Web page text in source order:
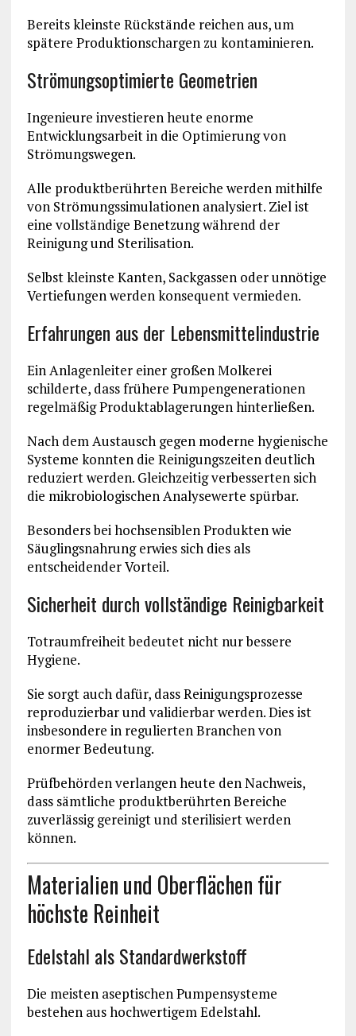
Bereits kleinste Rückstände reichen aus, um
spätere Produktionschargen zu kontaminieren.
Strömungsoptimierte Geometrien
Ingenieure investieren heute enorme
Entwicklungsarbeit in die Optimierung von
Strömungswegen.
Alle produktberührten Bereiche werden mithilfe
von Strömungssimulationen analysiert. Ziel ist
eine vollständige Benetzung während der
Reinigung und Sterilisation.
Selbst kleinste Kanten, Sackgassen oder unnötige
Vertiefungen werden konsequent vermieden.
Erfahrungen aus der Lebensmittelindustrie
Ein Anlagenleiter einer großen Molkerei
schilderte, dass frühere Pumpengenerationen
regelmäßig Produktablagerungen hinterließen.
Nach dem Austausch gegen moderne hygienische
Systeme konnten die Reinigungszeiten deutlich
reduziert werden. Gleichzeitig verbesserten sich
die mikrobiologischen Analysewerte spürbar.
Besonders bei hochsensiblen Produkten wie
Säuglingsnahrung erwies sich dies als
entscheidender Vorteil.
Sicherheit durch vollständige Reinigbarkeit
Totraumfreiheit bedeutet nicht nur bessere
Hygiene.
Sie sorgt auch dafür, dass Reinigungsprozesse
reproduzierbar und validierbar werden. Dies ist
insbesondere in regulierten Branchen von
enormer Bedeutung.
Prüfbehörden verlangen heute den Nachweis,
dass sämtliche produktberührten Bereiche
zuverlässig gereinigt und sterilisiert werden
können.
Materialien und Oberflächen für
höchste Reinheit
Edelstahl als Standardwerkstoff
Die meisten aseptischen Pumpensysteme
bestehen aus hochwertigem Edelstahl.